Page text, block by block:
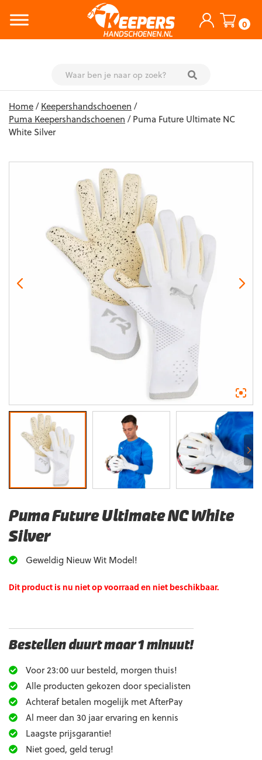
0
content
Home/Keepershandschoenen /
Puma Keepershandschoenen / Puma Future Ultimate NC
White Silver
Puma Future Ultimate NC White
Silver
Geweldig Nieuw Wit Model!
Dit product is nu niet op voorraad en niet beschikbaar.
Bestellen duurt maar 1 minuut!
Voor 23:00 uur besteld, morgen thuis!
Alle producten gekozen door specialisten
Achteraf betalen mogelijk met AfterPay
Al meer dan 30 jaar ervaring en kennis
Laagste prijsgarantie!
Niet goed, geld terug!